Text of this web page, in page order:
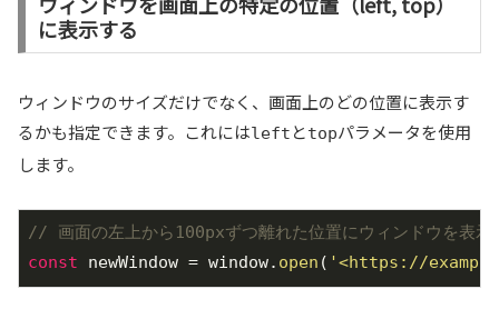
に表示する
ウィンドウのサイズだけでなく、画面上のどの位置に表示す
るかも指定できます。これにはleft とtopパラメータを使用
します。
// 画面の左上から100pxずつ離れた位置にウィンドウを表示
const newWindow = window. open ( '<https://